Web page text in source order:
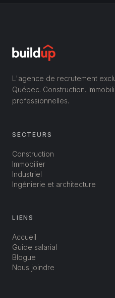
L'agence de recrutement
Québec. Construction.
professionnelles.
SECTEURS
Construction
Immobilier
Industriel
Ingénierie et architecture
LIENS
Accueil
Guide salarial
Blogue
Nous joindre